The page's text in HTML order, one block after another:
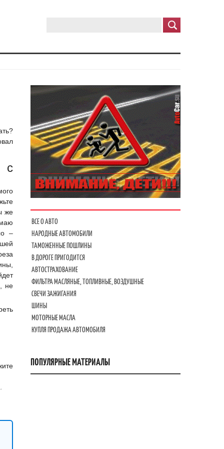
с
же
–
не
ВСЕ О АВТО
НАРОДНЫЕ АВТОМОБИЛИ
ТАМОЖЕННЫЕ ПОШЛИНЫ
В ДОРОГЕ ПРИГОДИТСЯ
АВТОСТРАХОВАНИЕ
ФИЛЬТРА МАСЛЯНЫЕ, ТОПЛИВНЫЕ, ВОЗДУШНЫЕ
СВЕЧИ ЗАЖИГАНИЯ
ШИНЫ
МОТОРНЫЕ МАСЛА
КУПЛЯ ПРОДАЖА АВТОМОБИЛЯ
ПОПУЛЯРНЫЕ МАТЕРИАЛЫ